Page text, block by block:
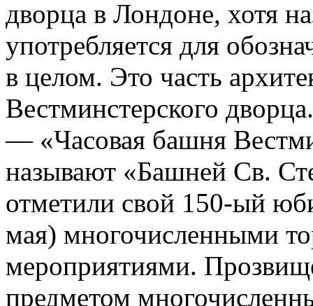
дворца в Лондоне, хотя
употребляется для
в целом. Это часть
Вестминстерского
— «Часовая башня
называют «Башней Св.
отметили свой 150-ый
мая) многочисленными
мероприятиями.
предметом